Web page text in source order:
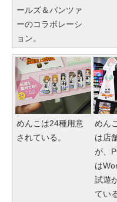
ールズ＆パンツァ
ーのコラボレーシ
ョン。
めんこは24種用意
されている。
めん
は店
が、
は
試遊
てい